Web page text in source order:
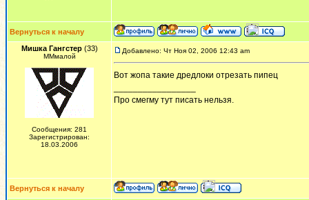
Вернуться к началу
Мишка Гангстер(33)
ММмалой
Сообщения: 281
Зарегистрирован:
18.03.2006
Добавлено: Чт Ноя 02, 2006 12:43 am
Вот жопа такие дредлоки отрезать пипец
Про смегму тут писать нельзя.
Вернуться к началу